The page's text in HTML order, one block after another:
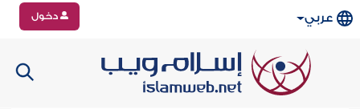
عربي دخول